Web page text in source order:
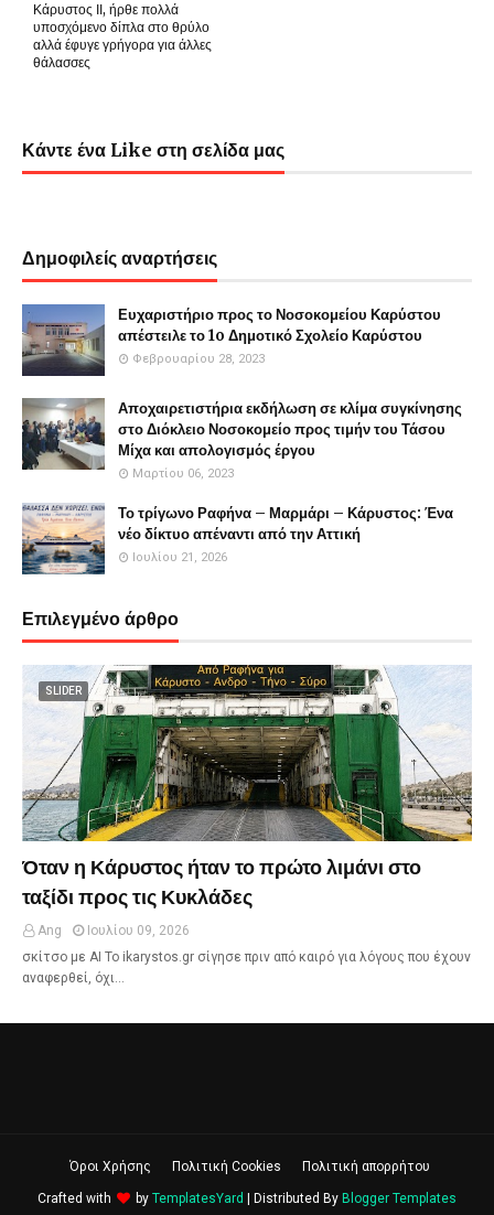
Κάρυστος ΙΙ, ήρθε πολλά
υποσχόμενο δίπλα στο θρύλο
αλλά έφυγε γρήγορα για άλλες
θάλασσες
Κάντε ένα Like στη σελίδα μας
Δημοφιλείς αναρτήσεις
Ευχαριστήριο προς το Νοσοκομείου Καρύστου
απέστειλε το 1o Δημοτικό Σχολείο Καρύστου
Φεβρουαρίου 28, 2023
Αποχαιρετιστήρια εκδήλωση σε κλίμα συγκίνησης
στο Διόκλειο Νοσοκομείο προς τιμήν του Τάσου
Μίχα και απολογισμός έργου
Μαρτίου 06, 2023
Το τρίγωνο Ραφήνα – Μαρμάρι – Κάρυστος: Ένα
νέο δίκτυο απέναντι από την Αττική
Ιουλίου 21, 2026
Επιλεγμένο άρθρο
SLIDER
Όταν η Κάρυστος ήταν το πρώτο λιμάνι στο
ταξίδι προς τις Κυκλάδες
Ang
Ιουλίου 09, 2026
σκίτσο με ΑΙ Το ikarystos.gr σίγησε πριν από καιρό για λόγους που έχουν
αναφερθεί, όχι…
Όροι Χρήσης Πολιτική Cookies Πολιτική απορρήτου
Crafted with by TemplatesYard | Distributed By Blogger Templates